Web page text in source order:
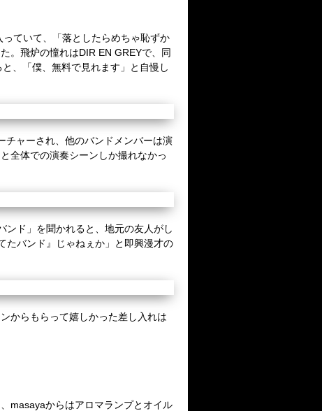
ていて、「落としたらめちゃ恥ずか
。飛炉の憧れはDIR EN GREYで、同
、「僕、無料で見れます」と自慢し
チャーされ、他のバンドメンバーは演
全体での演奏シーンしか撮れなかっ
ンド」を聞かれると、地元の友人がし
たバンド』じゃねぇか」と即興漫才の
からもらって嬉しかった差し入れは
masayaからはアロマランプとオイル